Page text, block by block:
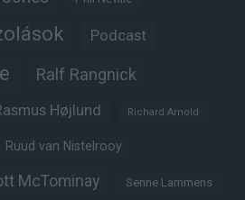
Podcast
Ralf Rangnick
Højlund Richard Arnold
Ruud van Nistelrooy
McTominay Senne Lammens